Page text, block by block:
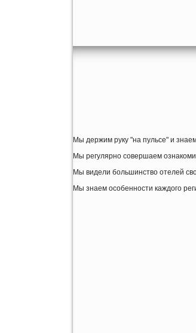
Мы держим руку "на пульсе" и
Мы регулярно совершаем
Мы видели большинство отелей
Мы знаем особенности каждого